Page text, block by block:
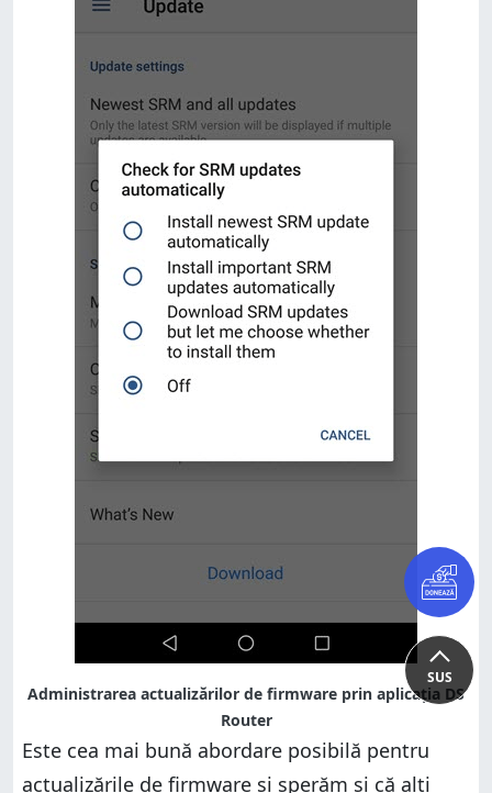
SUS
Administrarea actualizărilor de firmware prin aplicația DS
Router
Este cea mai bună abordare posibilă pentru
actualizările de firmware și sperăm și că alți